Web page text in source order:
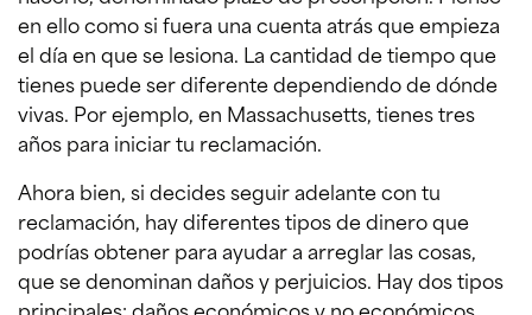
en ello como si fuera una cuenta atrás que empieza
el día en que se lesiona. La cantidad de tiempo que
tienes puede ser diferente dependiendo de dónde
vivas. Por ejemplo, en Massachusetts, tienes tres
años para iniciar tu reclamación.
Ahora bien, si decides seguir adelante con tu
reclamación, hay diferentes tipos de dinero que
podrías obtener para ayudar a arreglar las cosas,
que se denominan daños y perjuicios. Hay dos tipos